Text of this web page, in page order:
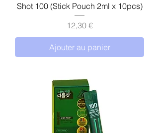
Shot 100 (Stick Pouch 2ml x 10pcs)
Prix
12,30 €
Ajouter au panier